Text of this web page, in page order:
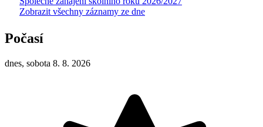
Zobrazit všechny záznamy ze dne
Počasí
dnes, sobota 8. 8. 2026